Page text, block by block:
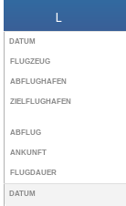
L
DATUM
FLUGZEUG
ABFLUGHAFEN
ZIELFLUGHAFEN
ABFLUG
ANKUNFT
FLUGDAUER
DATUM